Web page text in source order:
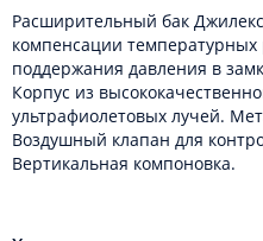
Расширительный бак
компенсации
поддержания давления в
Корпус из
ультрафиолетовых лучей.
Воздушный клапан для
Вертикальная компоновка.